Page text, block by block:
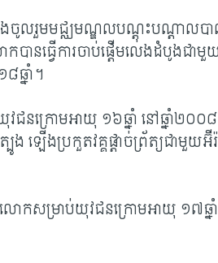
ចូលរួមមជ្ឈមណ្ឌល​បណ្តុះបណ្តាលប
ាន​ធ្វើ​ការចាប់ផ្តើមលេងដំបូង​ជាមួ
ឆ្នាំ។
ជនក្រោម​អាយុ ១៦ឆ្នាំ នៅឆ្នាំ២០០
ឡើងប្រកួតវគ្គផ្តាច់ព្រ័ត្យជាមួយអ៊ី
ោកសម្រាប់យុវជន​ក្រោមអាយុ ១៧ឆ្ន